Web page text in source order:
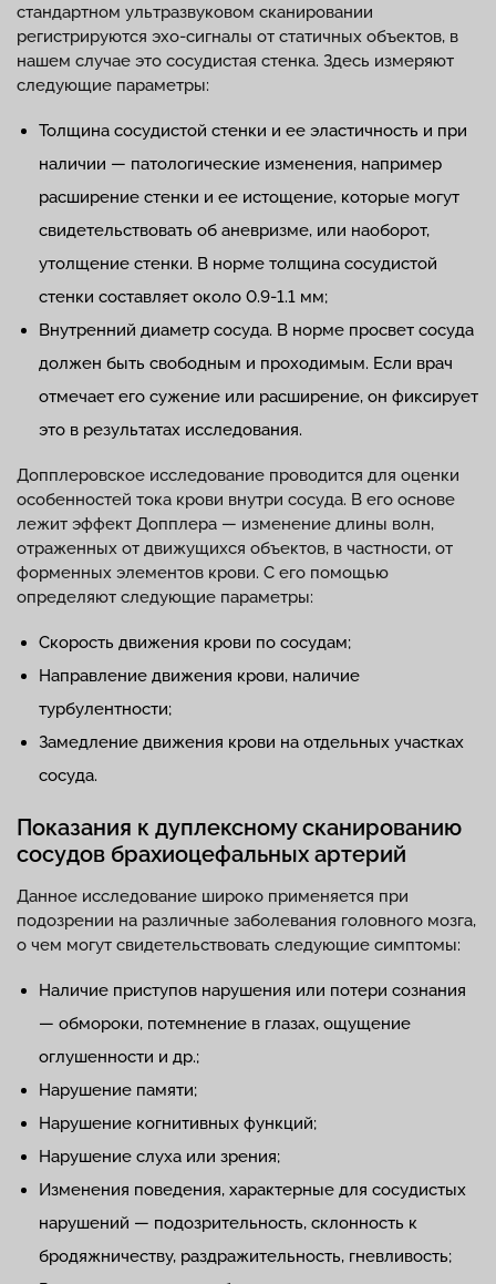
стандартном ультразвуковом сканировании
регистрируются эхо-сигналы от статичных объектов, в
нашем случае это сосудистая стенка. Здесь измеряют
следующие параметры:
Толщина сосудистой стенки и ее эластичность и при
наличии — патологические изменения, например
расширение стенки и ее истощение, которые могут
свидетельствовать об аневризме, или наоборот,
утолщение стенки. В норме толщина сосудистой
стенки составляет около 0.9-1.1 мм;
Внутренний диаметр сосуда. В норме просвет сосуда
должен быть свободным и проходимым. Если врач
отмечает его сужение или расширение, он фиксирует
это в результатах исследования.
Допплеровское исследование проводится для оценки
особенностей тока крови внутри сосуда. В его основе
лежит эффект Допплера — изменение длины волн,
отраженных от движущихся объектов, в частности, от
форменных элементов крови. С его помощью
определяют следующие параметры:
Скорость движения крови по сосудам;
Направление движения крови, наличие
турбулентности;
Замедление движения крови на отдельных участках
сосуда.
Показания к дуплексному сканированию
сосудов брахиоцефальных артерий
Данное исследование широко применяется при
подозрении на различные заболевания головного мозга,
о чем могут свидетельствовать следующие симптомы:
Наличие приступов нарушения или потери сознания
— обмороки, потемнение в глазах, ощущение
оглушенности и др.;
Нарушение памяти;
Нарушение когнитивных функций;
Нарушение слуха или зрения;
Изменения поведения, характерные для сосудистых
нарушений — подозрительность, склонность к
бродяжничеству, раздражительность, гневливость;